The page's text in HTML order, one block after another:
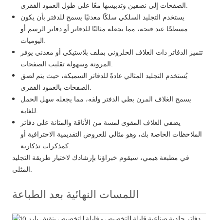
يستخدم التجليد السلكي سلكًا معدنيًا يسمح للدفتر بأن يكون
مسطحًا عند فتحه، مما يجعله مثاليًا للدفاتر أو دفاتر الرسم أو
تتميز الدفاتر ذات الغلاف الحلزوني بملف بلاستيكي أو معدني يوفر
يُستخدم التجليد المثالي عادةً للدفاتر السميكة، حيث يتم لصق
يسمح الغلاف المرن بطي الدفتر ولفه، مما يجعله سهل الحمل
يضفي الغلاف المقوى لمسة من الأناقة والمتانة على دفاتر
الملاحظات الخاصة بك، وهو مثالي للعروض التقديمية الاحترافية أو
كمذكرات تذكارية.
في مطبعة هيمي، سيقوم خبراؤنا بإرشادك لاختيار طريقة التجليد
اللمسات النهائية بعد الطباعة